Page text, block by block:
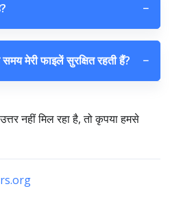
−
मेरी फाइलें सुरक्षित रहती हैं? −
नहीं मिल रहा है, तो कृपया हमसे